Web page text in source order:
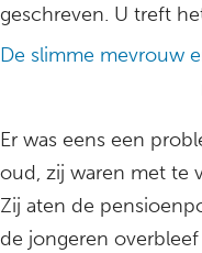
geschreven. U treft
De slimme mevrouw
Er was eens een
oud, zij waren met te
Zij aten de
de jongeren